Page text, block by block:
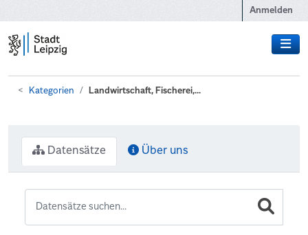
Anmelden
Kategorien Landwirtschaft, Fischerei,...
Datensätze Über uns